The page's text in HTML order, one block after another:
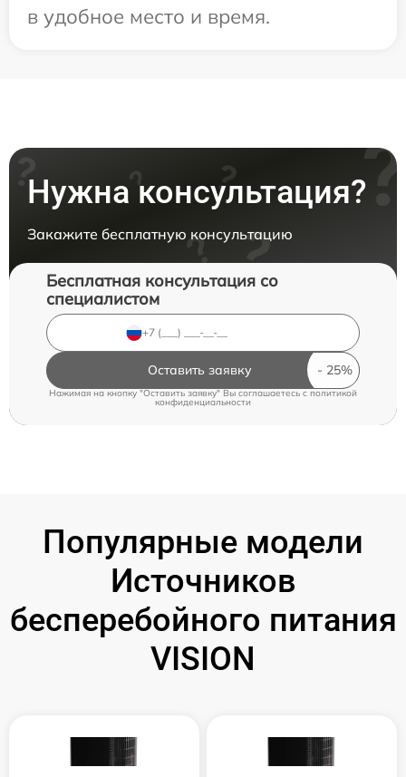
в удобное место и время.
Нужна консультация?
Закажите бесплатную консультацию
Бесплатная консультация со
специалистом
Оставить заявку
Нажимая на кнопку "Оставить заявку" Вы соглашаетесь cполитикой
конфиденциальности
Популярные модели
Источников
бесперебойного питания
VISION